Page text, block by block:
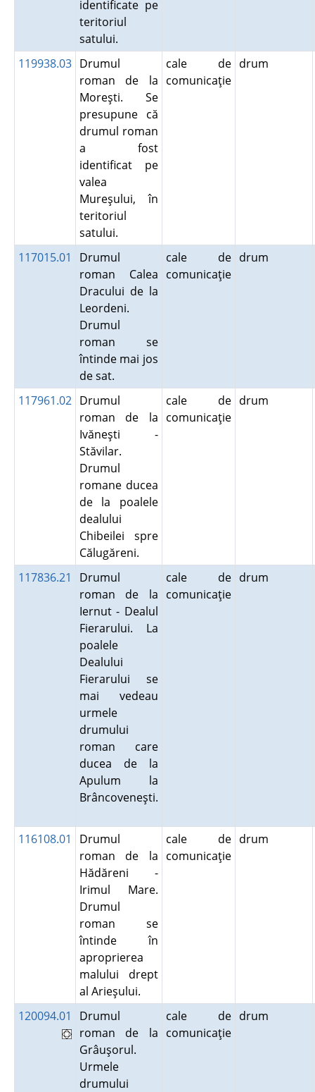
identificate pe
teritoriul
satului.
119938.03 Drumul
roman de la
Moreşti. Se
presupune că
drumul roman
a fost
identificat pe
valea
Mureşului, în
teritoriul
satului.
cale de
comunicaţie
drum
117015.01
Drumul
roman Calea
Dracului de la
Leordeni.
Drumul
roman se
întinde mai jos
de sat.
cale de
comunicaţie
drum
117961.02 Drumul
roman de la
Ivăneşti -
Stăvilar.
Drumul
romane ducea
de la poalele
dealului
Chibeilei spre
Călugăreni.
cale de
comunicaţie
drum
117836.21
Drumul
roman de la
Iernut - Dealul
Fierarului. La
poalele
Dealului
Fierarului se
mai vedeau
urmele
drumului
roman care
ducea de la
Apulum la
Brâncoveneşti.
cale de
comunicaţie
drum
116108.01
Drumul
roman de la
Hădăreni -
Irimul Mare.
Drumul
roman se
întinde în
aproprierea
malului drept
al Arieşului.
cale de
comunicaţie
drum
120094.01
Drumul
roman de la
Grâuşorul.
Urmele
drumului
cale de
comunicaţie
drum